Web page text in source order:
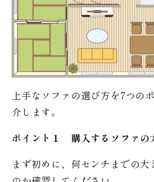
上手なソファの選び方を7つの
介します。
ポイント１ 購入するソファの
まず初めに、何センチまでの大